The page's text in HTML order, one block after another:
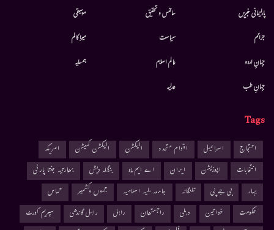
پارلیمانی خبریں
جرائم
جہانِ اردو
جہانِ طب
سائنس و تحقیق
سیاست
عالم اسلام
عدلیہ
موسيقى
میرا کالم
ہمسایہ
Tags
احتجاج اسرائیل اقوام متحدہ الیکشن الیکشن کمیشن
امریکہ
انتخابات
اپوزیشن ایران اے ایم یو بنگلہ دیش
بھارتیہ جنتا پارٹی
بہار
بی جے پی تلنگانہ جامعہ ملیہ اسلامیہ جموں وکشمیر
حماس
حکومت
خواتین دہلی راجستھان راہل راہل گاندھی
سپریم کورٹ